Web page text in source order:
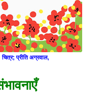
चित्र; प्रीति अग्रवाल,
एँ